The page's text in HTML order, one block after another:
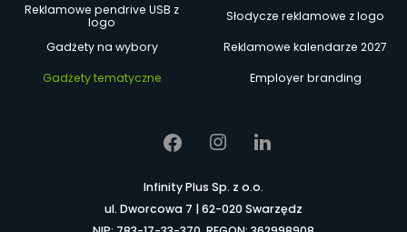
Reklamowe pendrive USB z
logo
Słodycze reklamowe z logo
Gadżety na wybory
Reklamowe kalendarze 2027
Gadżety tematyczne
Employer branding
Infinity Plus Sp. z o.o.
ul. Dworcowa 7 | 62-020 Swarzędz